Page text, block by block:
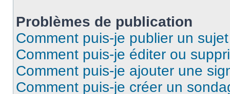
Problèmes de publication
Comment puis-je publier un
Comment puis-je éditer ou
Comment puis-je ajouter une
Comment puis-je créer un